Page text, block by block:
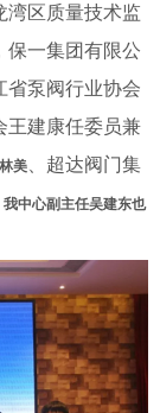
湾区质量技术监
保一集团有限公
省泵阀行业协会
王建康任委员兼
美
、超达阀门集
我中心副主任吴建东也